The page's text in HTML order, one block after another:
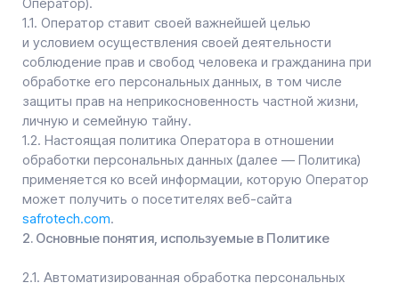
личную и семейную тайну.
1.2. Настоящая политика Оператора в отношении
обработки персональных данных (далее — Политика)
применяется ко всей информации, которую Оператор
может получить о посетителях веб-сайта
safrotech.com.
2. Основные понятия, используемые в Политике
2.1. Автоматизированная обработка персональных
данных — обработка персональных данных с помощью
средств вычислительной техники.
2.2. Блокирование персональных данных — временное
прекращение обработки персональных данных
(за исключением случаев, если обработка необходима
для уточнения персональных данных).
2.3. Веб-сайт — совокупность графических
ЭВМ и баз данных, обеспечивающих их доступность